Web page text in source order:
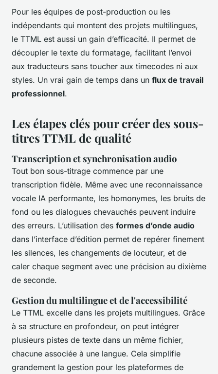
Pour les équipes de post-production ou les
indépendants qui montent des projets multilingues,
le TTML est aussi un gain d’efficacité. Il permet de
découpler le texte du formatage, facilitant l’envoi
aux traducteurs sans toucher aux timecodes ni aux
styles. Un vrai gain de temps dans un flux de travail
professionnel.
Les étapes clés pour créer des sous-
titres TTML de qualité
Transcription et synchronisation audio
Tout bon sous-titrage commence par une
transcription fidèle. Même avec une reconnaissance
vocale IA performante, les homonymes, les bruits de
fond ou les dialogues chevauchés peuvent induire
des erreurs. L’utilisation des formes d’onde audio
dans l’interface d’édition permet de repérer finement
les silences, les changements de locuteur, et de
caler chaque segment avec une précision au dixième
de seconde.
Gestion du multilingue et de l'accessibilité
Le TTML excelle dans les projets multilingues. Grâce
à sa structure en profondeur, on peut intégrer
plusieurs pistes de texte dans un même fichier,
chacune associée à une langue. Cela simplifie
grandement la gestion pour les plateformes de